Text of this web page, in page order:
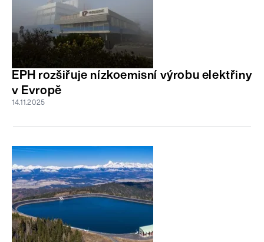
EPH rozšiřuje nízkoemisní výrobu elektřiny
v Evropě
14.11.2025